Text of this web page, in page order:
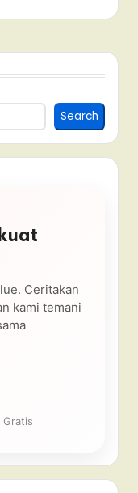
Search
Ceritakan
kami temani
Gratis